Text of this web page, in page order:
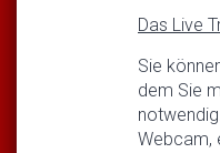
Das Live
Sie
dem Sie
Webcam,